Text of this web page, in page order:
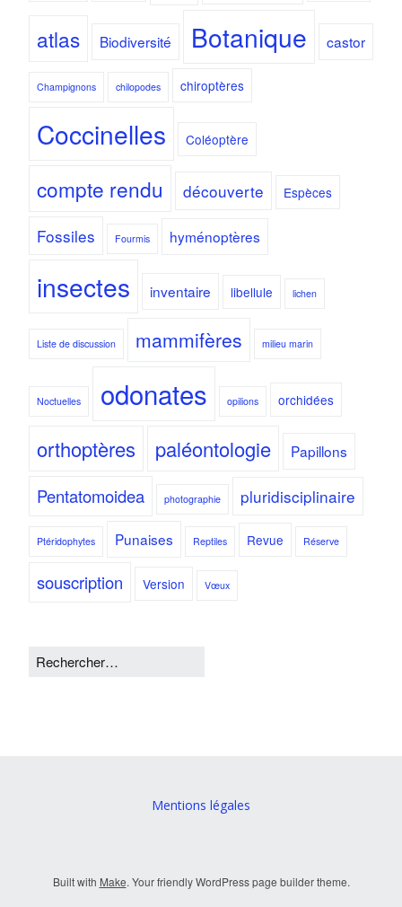
atlas Biodiversité Botanique castor
Champignons chilopodes chiroptères
Coccinelles Coléoptère
compte rendu découverte Espèces
Fossiles Fourmis hyménoptères
insectes inventaire libellule lichen
Liste de discussion mammifères milieu marin
Noctuelles odonates opilions orchidées
orthoptères paléontologie Papillons
Pentatomoidea photographie pluridisciplinaire
Ptéridophytes Punaises Reptiles Revue Réserve
souscription Version Vœux
Mentions légales
Built with Make. Your friendly WordPress page builder theme.